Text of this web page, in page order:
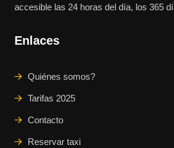
accesible las 24 horas del día, los 365
Enlaces
Quiénes somos?
Tarifas 2025
Contacto
Reservar taxi